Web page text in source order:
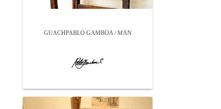
GUACHPABLO GAMBOA / MÁN